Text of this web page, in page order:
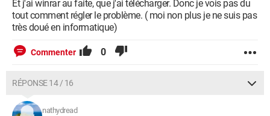
Et j'ai winrar au faite, que j'ai télécharger. Donc je vois pas du
tout comment régler le problème. ( moi non plus je ne suis pas
très doué en informatique)
Commenter 0
RÉPONSE 14 / 16
nathydread